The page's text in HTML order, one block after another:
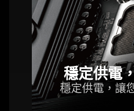
穩定供電
穩定供電，讓